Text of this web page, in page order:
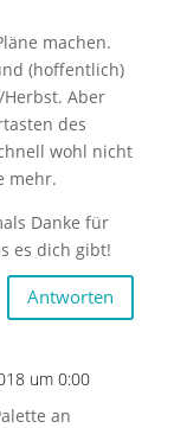
machen.
(hoffentlich)
Aber
des
wohl nicht
mehr.
Danke für
es dich gibt!
Antworten
um 0:00
an